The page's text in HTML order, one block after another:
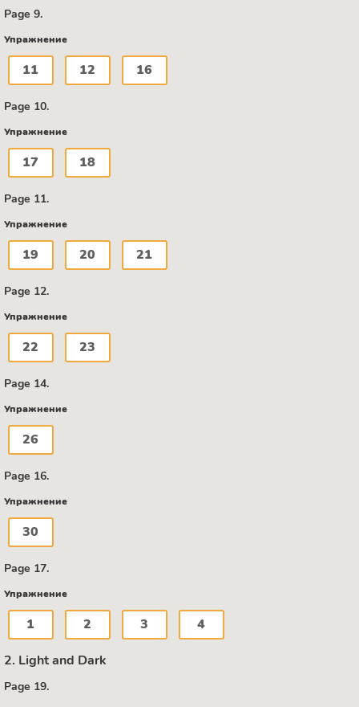
Page 9.
Упражнение
11 12 16
Page 10.
Упражнение
17 18
Page 11.
Упражнение
19 20 21
Page 12.
Упражнение
22 23
Page 14.
Упражнение
26
Page 16.
Упражнение
30
Page 17.
Упражнение
1 2 3 4
2. Light and Dark
Page 19.